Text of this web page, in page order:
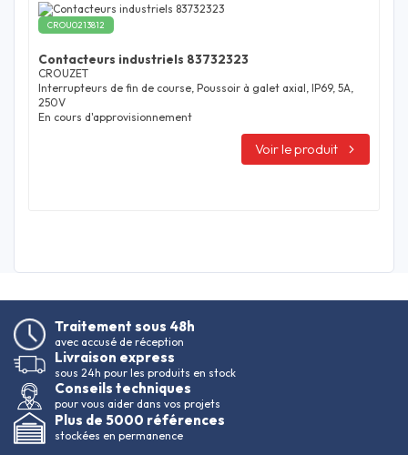
CROU0213812
Contacteurs industriels 83732323
CROUZET
Interrupteurs de fin de course, Poussoir à galet axial, IP69, 5A,
250V
En cours d'approvisionnement
Voir le produit
Traitement sous 48h
avec accusé de réception
Livraison express
sous 24h pour les produits en stock
Conseils techniques
pour vous aider dans vos projets
Plus de 5000 références
stockées en permanence